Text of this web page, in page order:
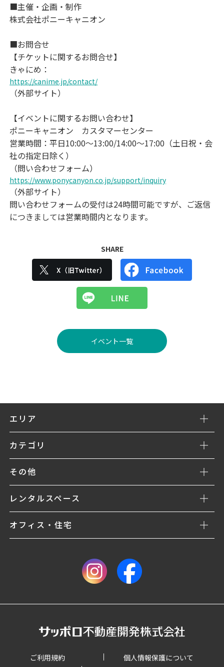
■主催・企画・制作
株式会社ポニーキャニオン
■お問合せ
【チケットに関するお問合せ】
きゃにめ：
https://canime.jp/contact/
（外部サイト）
【イベントに関するお問い合わせ】
ポニーキャニオン カスタマーセンター
営業時間：平日10:00～13:00/14:00～17:00（土日祝・会
社の指定日除く）
（問い合わせフォーム）
https://www.ponycanyon.co.jp/support/inquiry
（外部サイト）
問い合わせフォームの受付は24時間可能ですが、ご返信
につきましては営業時間内となります。
SHARE
イベント一覧
エリア
カテゴリ
その他
レンタルスペース
オフィス・住宅
ご利用規約
個人情報保護について